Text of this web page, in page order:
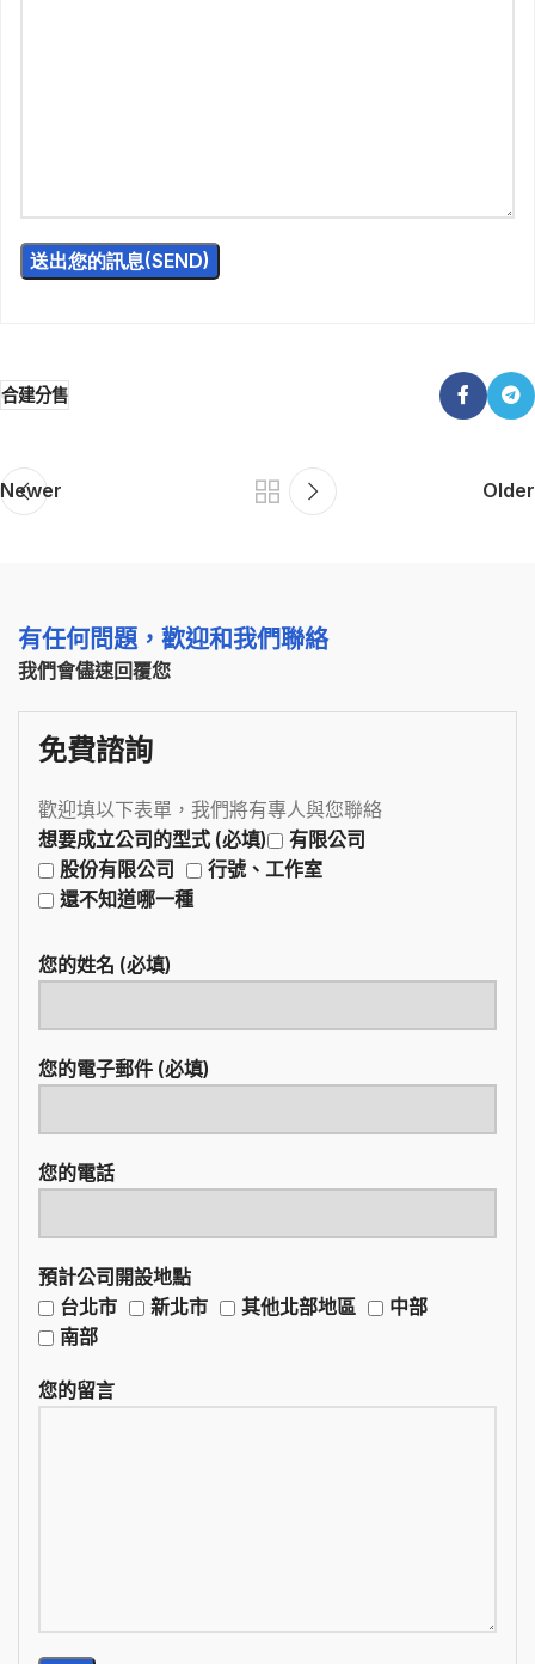
合建分售
Newer Older
有任何問題，歡迎和我們聯絡
我們會儘速回覆您
免費諮詢
歡迎填以下表單，我們將有專人與您聯絡
想要成立公司的型式 (必填)
有限公司
股份有限公司
行號、工作室
還不知道哪一種
您的姓名 (必填)
您的電子郵件 (必填)
您的電話
預計公司開設地點
台北市
新北市 其他北部地區
中部
南部
您的留言